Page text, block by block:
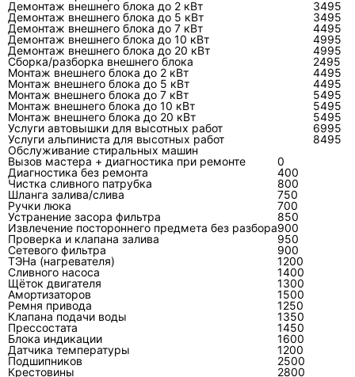
холодильный контур. Частота зависит от
условий эксплуатации и качества монтажа.
Если наружный блок не запускается,
проверяют питание, связь между блоками,
датчики, вентилятор и силовую часть. Для
инверторной модели диагностика требует
понимания алгоритма управления и
безопасного измерения цепей постоянного
напряжения; поэтомуремонт инверторного
кондиционеранельзя сводить к пробной
замене платы. При подтверждённом дефекте
электроники возможен
управления, но сначала исключают внешние
причины: нестабильное питание, короткое
замыкание двигателя, повреждение кабеля и
попадание влаги.
Под капотом: четыре
Демонтаж внешнего блока до 2 кВт
3495
Демонтаж внешнего блока до 5 кВт
3495
Демонтаж внешнего блока до 7 кВт
4495
Демонтаж внешнего блока до 10 кВт
4995
Демонтаж внешнего блока до 20 кВт
4995
Сборка/разборка внешнего блока
2495
Монтаж внешнего блока до 2 кВт
4495
Монтаж внешнего блока до 5 кВт
4495
Монтаж внешнего блока до 7 кВт
5495
Монтаж внешнего блока до 10 кВт
5495
Монтаж внешнего блока до 20 кВт
5495
Услуги автовышки для высотных работ
6995
Услуги альпиниста для высотных работ
8495
Обслуживание стиральных машин
Вызов мастера + диагностика при ремонте
0
Диагностика без ремонта
400
Чистка сливного патрубка
800
Шланга залива/слива
750
Ручки люка
700
Устранение засора фильтра
850
Извлечение постороннего предмета без разбора900
Проверка и клапана залива
950
Сетевого фильтра
900
ТЭНа (нагревателя)
1200
Сливного насоса
1400
Щёток двигателя
1300
Амортизаторов
1500
Ремня привода
1250
Клапана подачи воды
1350
Прессостата
1450
Блока индикации
1600
Датчика температуры
1200
Подшипников
2500
Крестовины
2800